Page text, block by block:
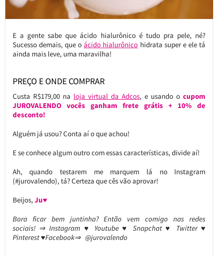
E a gente sabe que ácido hialurônico é tudo pra pele, né?
Sucesso demais, que oácido hialurônico hidrata super e ele tá
ainda mais leve, uma maravilha!
PREÇO E ONDE COMPRAR
Custa R$179,00 na loja virtual da Adcos, e usando o cupom
JUROVALENDO vocês ganham frete grátis + 10% de
desconto!
Alguém já usou? Conta aí o que achou!
E se conhece algum outro com essas características, divide aí!
Ah, quando testarem me marquem lá no Instagram
(#jurovalendo), tá? Certeza que cês vão aprovar!
Beijos, Ju♥
Bora ficar bem juntinha? Então vem comigo nas redes
sociais! ⇒ Instagram ♥ Youtube ♥ Snapchat ♥ Twitter ♥
Pinterest ♥Facebook⇒ @jurovalendo